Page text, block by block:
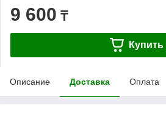
9 600 ₸
Купить
Описание Доставка Оплата